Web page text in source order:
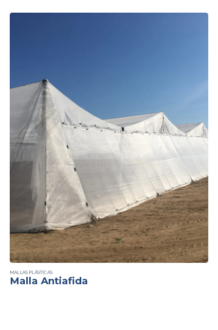
MALLAS PLÁSTICAS
Malla Antiafida